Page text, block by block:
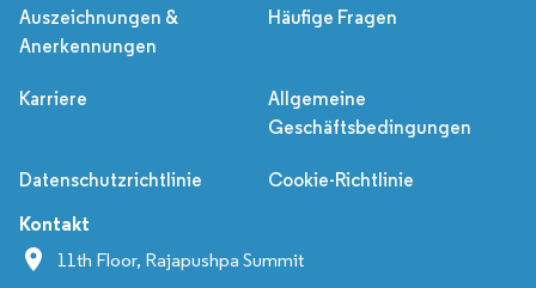
Auszeichnungen &
Anerkennungen
Häufige Fragen
Karriere
Allgemeine
Geschäftsbedingungen
Datenschutzrichtlinie Cookie-Richtlinie
Kontakt
11th Floor, Rajapushpa Summit